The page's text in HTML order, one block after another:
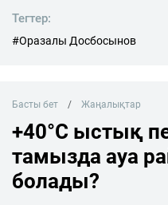
Тегтер:
#Оразалы Досбосынов
Басты бет Жаңалықтар
+40°C ыстық
тамызда ауа
болады?